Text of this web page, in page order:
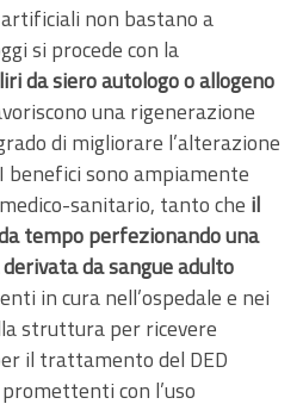
non bastano a
si procede con la
da sieroautologo o allogeno
una rigenerazione
di migliorare l’alterazione
benefici sono ampiamente
sanitario, tanto che il
tempo perfezionando una
da sangue adulto
in cura nell’ospedale e nei
struttura per ricevere
il trattamento del DED
con l’uso